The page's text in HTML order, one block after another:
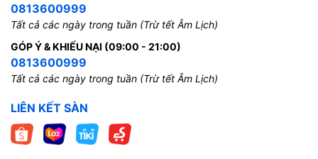
0813600999
Tất cả các ngày trong tuần (Trừ tết Âm Lịch)
GÓP Ý & KHIẾU NẠI (09:00 - 21:00)
0813600999
Tất cả các ngày trong tuần (Trừ tết Âm Lịch)
LIÊN KẾT SÀN